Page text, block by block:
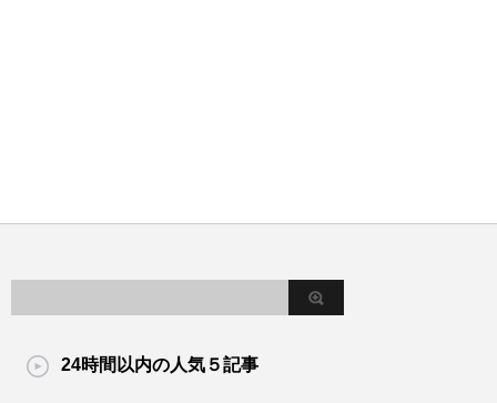
24時間以内の人気５記事